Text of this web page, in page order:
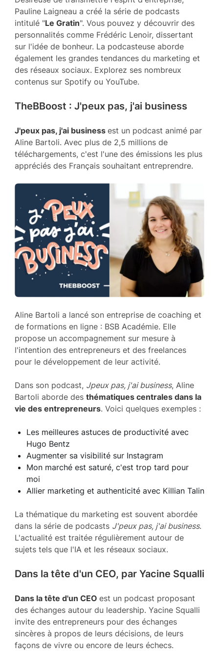
Pauline Laigneau a créé la série de podcasts
intitulé "Le Gratin". Vous pouvez y découvrir des
personnalités comme Frédéric Lenoir, dissertant
sur l'idée de bonheur. La podcasteuse aborde
également les grandes tendances du marketing et
des réseaux sociaux. Explorez ses nombreux
contenus sur Spotify ou YouTube.
TheBBoost : J'peux pas, j'ai business
J'peux pas, j'ai business est un podcast animé par
Aline Bartoli. Avec plus de 2,5 millions de
téléchargements, c'est l'une des émissions les plus
appréciés des Français souhaitant entreprendre.
Aline Bartoli a lancé son entreprise de coaching et
de formations en ligne : BSB Académie. Elle
propose un accompagnement sur mesure à
l'intention des entrepreneurs et des freelances
pour le développement de leur activité.
Dans son podcast, Jpeux pas, j'ai business, Aline
Bartoli aborde des thématiques centrales dans la
vie des entrepreneurs. Voici quelques exemples :
Les meilleures astuces de productivité avec
Hugo Bentz
Augmenter sa visibilité sur Instagram
Mon marché est saturé, c'est trop tard pour
moi
Allier marketing et authenticité avec Killian Talin
La thématique du marketing est souvent abordée
dans la série de podcasts J'peux pas, j'ai business.
L'actualité est traitée régulièrement autour de
sujets tels que l'IA et les réseaux sociaux.
Dans la tête d'un CEO, par Yacine Squalli
Dans la tête d'un CEO est un podcast proposant
des échanges autour du leadership. Yacine Squalli
invite des entrepreneurs pour des échanges
sincères à propos de leurs décisions, de leurs
façons de vivre ou encore de leurs échecs.